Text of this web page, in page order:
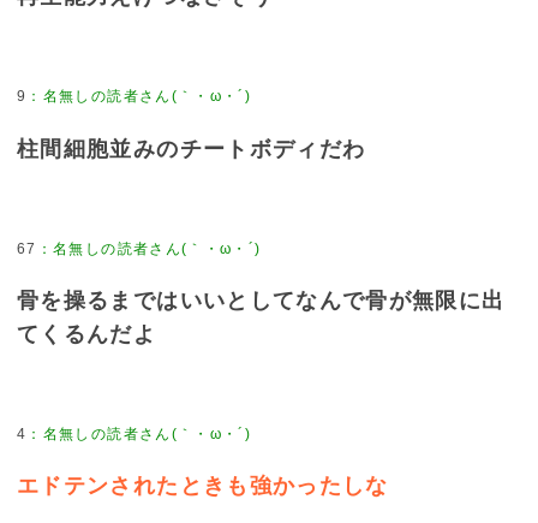
9
柱間細胞並みのチートボディだわ
67
骨を操るまではいいとしてなんで骨が無限に出
てくるんだよ
4
エドテンされたときも強かったしな